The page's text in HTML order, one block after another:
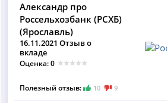
Александр про
Россельхозбанк (РСХБ)
(Ярославль)
16.11.2021 Отзыв о
вкладе
Оценка: 0
Полезный отзыв: 10 9